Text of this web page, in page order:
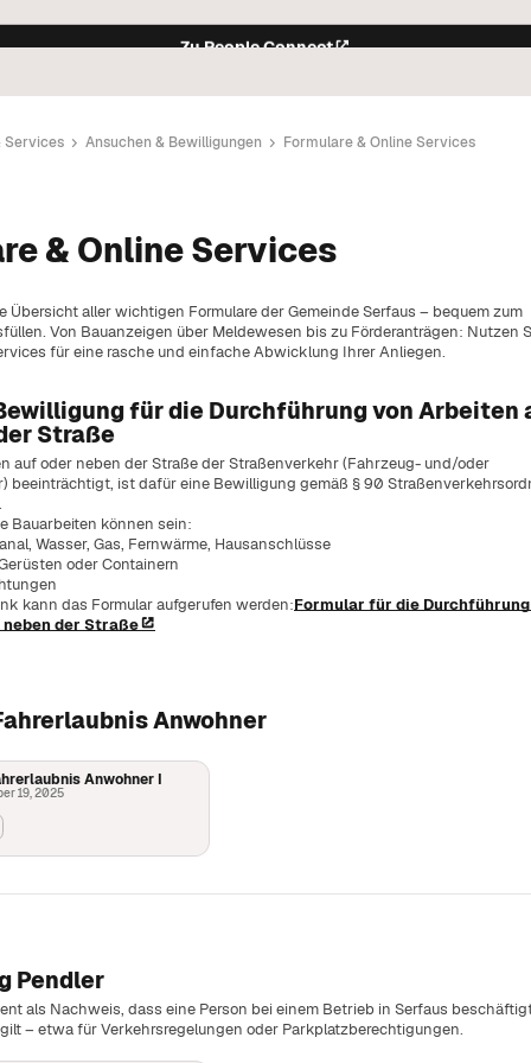
Zu People Connect
Gemeinde.
Events.
im Pfarramt Serfaus.
Blick.
Überblick.
erklärt.
in Serfaus.
in der Gemeinde.
Anliegen.
Serfauser:innen.
auf einen Blick.
im Dorf.
Angebote.
Services Ansuchen & Bewilligungen Formulare & Online Services
& Online Services
Übersicht aller wichtigen Formulare der Gemeinde Serfaus – bequem zum
Von Bauanzeigen über Meldewesen bis zu Förderanträgen: Nutzen
für eine rasche und einfache Abwicklung Ihrer Anliegen.
für die Durchführung von Arbeiten
Straße
auf oder neben der Straße der Straßenverkehr (Fahrzeug- und/oder
beeinträchtigt, ist dafür eine Bewilligung gemäß § 90
Bauarbeiten können sein:
Wasser, Gas, Fernwärme, Hausanschlüsse
oder Containern
kann das Formular aufgerufen werden:Formular für die
der Straße
Anwohner
Anwohner I
19, 2025
Pendler
als Nachweis, dass eine Person bei einem Betrieb in Serfaus
– etwa für Verkehrsregelungen oder Parkplatzberechtigungen.